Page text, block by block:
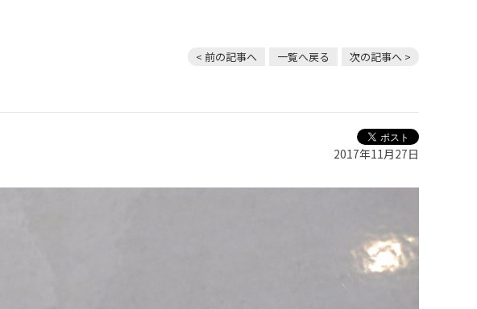
< 前の記事へ 一覧へ戻る 次の記事へ >
2017年11月27日